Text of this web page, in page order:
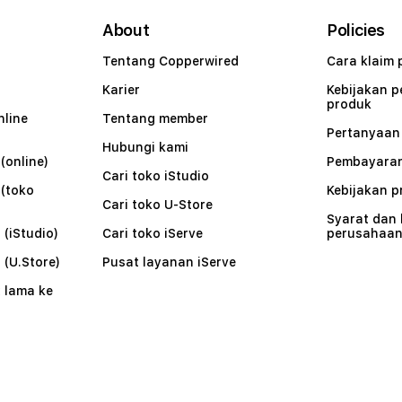
lama ke
About
Tentang Copperwired
Karier
Tentang member
Hubungi kami
Cari toko iStudio
Cari toko U-Store
Cari toko iServe
Pusat layanan iServe
Policies
Cara klaim
Kebijakan
produk
Pertanyaan
Kebijakan
Syarat dan
perusahaan